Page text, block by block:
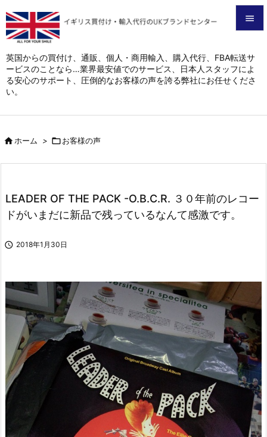
英国からの買付け、通販、個人・商用輸入、購入代行、FBA転送サ
ービスのことなら…業界最安値でのサービス、日本人スタッフによ
る安心のサポート、圧倒的なお客様の声を誇る弊社にお任せくださ
い。

メニュ

サイド
前へ

ホーム > お客様の声
LEADER OF THE PACK -O.B.C.R. ３０年前のレコー
ドがいまだに新品で残っているなんて感激です。
 2018年1月30日